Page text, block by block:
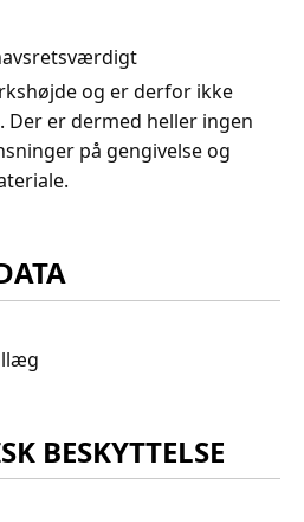
og er derfor ikke
Der er dermed heller ingen
på gengivelse og
BESKYTTELSE